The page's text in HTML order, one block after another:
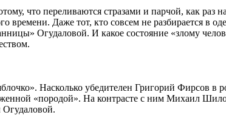
что переливаются стразами и парчой, как раз
времени. Даже тот, кто совсем не разбирается в
Огудаловой. И какое состояние «злому
Насколько убедителен Григорий Фирсов
«породой». На контрасте с ним Михаил
Огудаловой.